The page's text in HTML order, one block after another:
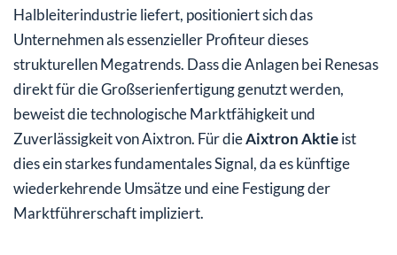
Halbleiterindustrie liefert, positioniert sich das
Unternehmen als essenzieller Profiteur dieses
strukturellen Megatrends. Dass die Anlagen bei Renesas
direkt für die Großserienfertigung genutzt werden,
beweist die technologische Marktfähigkeit und
Zuverlässigkeit von Aixtron. Für dieAixtron Aktieist
dies ein starkes fundamentales Signal, da es künftige
wiederkehrende Umsätze und eine Festigung der
Marktführerschaft impliziert.